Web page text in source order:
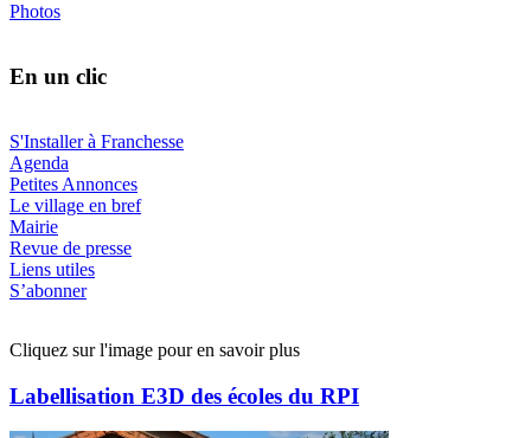
Photos
En un clic
S'Installer à Franchesse
Agenda
Petites Annonces
Le village en bref
Mairie
Revue de presse
Liens utiles
S’abonner
Cliquez sur l'image pour en savoir plus
Labellisation E3D des écoles du RPI